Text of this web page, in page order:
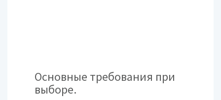
Основные требования при
выборе.